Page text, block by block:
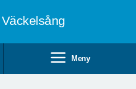
Väckelsång
Meny